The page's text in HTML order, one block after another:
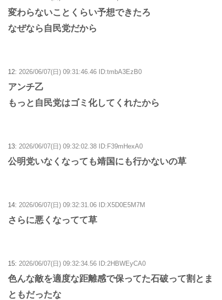
変わらないことくらい予想できたろ
なぜなら自民党だから
12: 2026/06/07(日) 09:31:46.46 ID:tmbA3EzB0
アンチ乙
もっと自民党はゴミ化してくれたから
13: 2026/06/07(日) 09:32:02.38 ID:F39mHexA0
公明党いなくなっても靖国にも行かないの草
14: 2026/06/07(日) 09:32:31.06 ID:X5D0E5M7M
さらに悪くなってて草
15: 2026/06/07(日) 09:32:34.56 ID:2HBWEyCA0
色んな敵を適度な距離感で保ってた石破って割とま
ともだったな